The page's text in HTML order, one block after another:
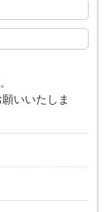
いいたしま